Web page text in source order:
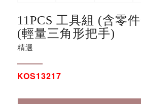
11PCS 工具組 (含零
(輕量三角形把手)
精選
KOS13217